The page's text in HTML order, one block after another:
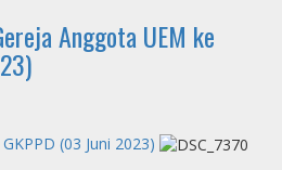
Anggota UEM ke
(03 Juni 2023)